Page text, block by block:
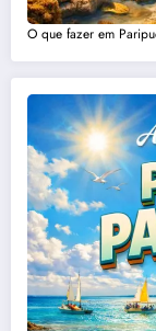
O que fazer em